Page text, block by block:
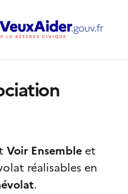
Voir Ensembleet
réalisables en
.